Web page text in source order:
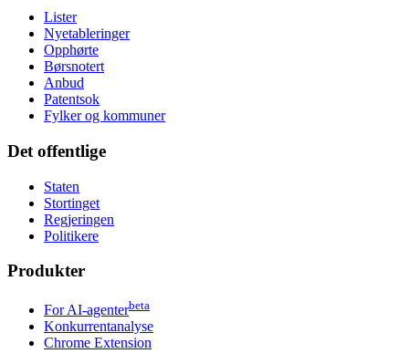
Lister
Nyetableringer
Opphørte
Børsnotert
Anbud
Patentsok
Fylker og kommuner
Det offentlige
Staten
Stortinget
Regjeringen
Politikere
Produkter
For AI-agenterbeta
Konkurrentanalyse
Chrome Extension